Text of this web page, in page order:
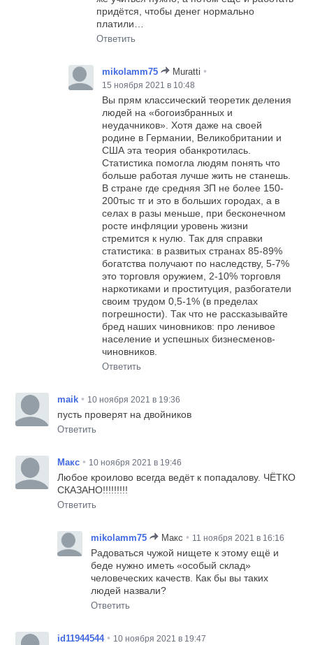
придётся, чтобы денег нормально
платили…
Ответить
mikolamm75 Muratti •
15 ноября 2021 в 10:48
Вы прям классический теоретик деления
людей на «богоизбранных и
неудачников». Хотя даже на своей
родине в Германии, Великобритании и
США эта теория обанкротилась.
Статистика помогла людям понять что
больше работая лучше жить не станешь.
В стране где средняя ЗП не более 150-
200тыс тг и это в больших городах, а в
селах в разы меньше, при бесконечном
росте инфляции уровень жизни
стремится к нулю. Так для справки
статистика: в развитых странах 85-89%
богатства получают по наследству, 5-7%
это торговля оружием, 2-10% торговля
наркотиками и проституция, разбогатели
своим трудом 0,5-1% (в пределах
погрешности). Так что не рассказывайте
бред наших чиновников: про ленивое
население и успешных бизнесменов-
чиновников.
Ответить
maik • 10 ноября 2021 в 19:36
пусть проверят на двойников
Ответить
Макс • 10 ноября 2021 в 19:46
Любое кроилово всегда ведёт к попадалову. ЧЁТКО
СКАЗАНО!!!!!!!!!
Ответить
mikolamm75 Макс • 11 ноября 2021 в 16:16
Радоваться чужой нищете к этому ещё и
беде нужно иметь «особый склад»
человеческих качеств. Как бы вы таких
людей назвали?
Ответить
id11944544 • 10 ноября 2021 в 19:47